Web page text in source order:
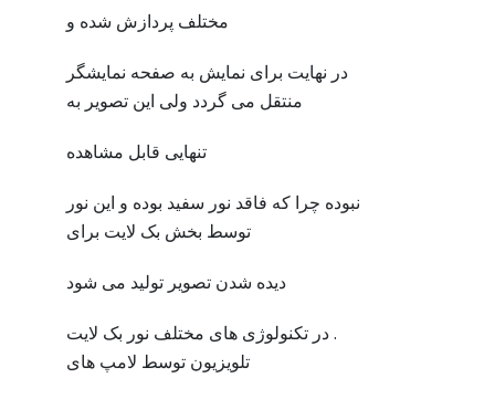
مختلف پردازش شده و
در نهایت برای نمایش به صفحه نمایشگر
منتقل می گردد ولی این تصویر به
تنهایی قابل مشاهده
نبوده چرا که فاقد نور سفید بوده و این نور
توسط بخش بک لایت برای
دیده شدن تصویر تولید می شود
. در تکنولوژی های مختلف نور بک لایت
تلویزیون توسط لامپ های